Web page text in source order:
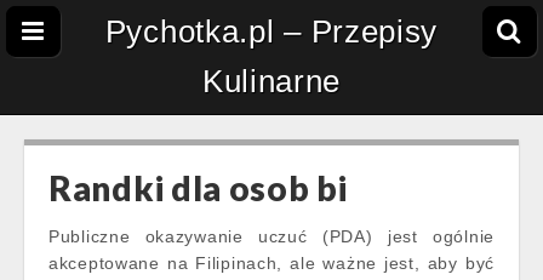
Pychotka.pl – Przepisy
Kulinarne
Randki dla osob bi
Publiczne okazywanie uczuć (PDA) jest ogólnie
akceptowane na Filipinach, ale ważne jest, aby być